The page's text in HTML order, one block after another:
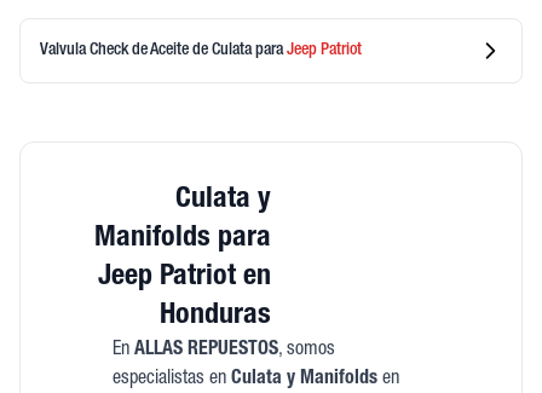
Valvula Check de Aceite de CulataparaJeep Patriot
Culata y
Manifolds para
Jeep Patriot en
Honduras
En ALLAS REPUESTOS, somos
especialistas en Culata y Manifoldsen